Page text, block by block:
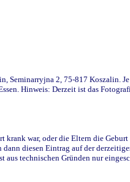
Seminarryjna 2, 75-817 Koszalin.
Hinweis: Derzeit ist das
war, oder die Eltern die
diesen Eintrag auf der
technischen Gründen nur